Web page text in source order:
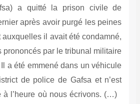
a quitté la prison civile de
après avoir purgé les peines
auxquelles il avait été condamné,
prononcés par le tribunal militaire
a été emmené dans un véhicule
de police de Gafsa et n’est
à l’heure où nous écrivons. (…)